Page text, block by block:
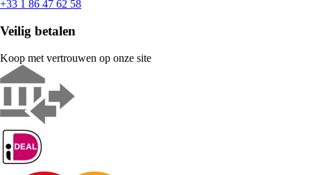
+33 1 86 47 62 58
Veilig betalen
Koop met vertrouwen op onze site